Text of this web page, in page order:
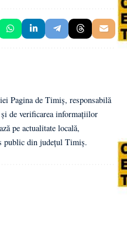
Pagina de Timiș, responsabilă
de verificarea informațiilor
pe actualitate locală,
public din județul Timiș.